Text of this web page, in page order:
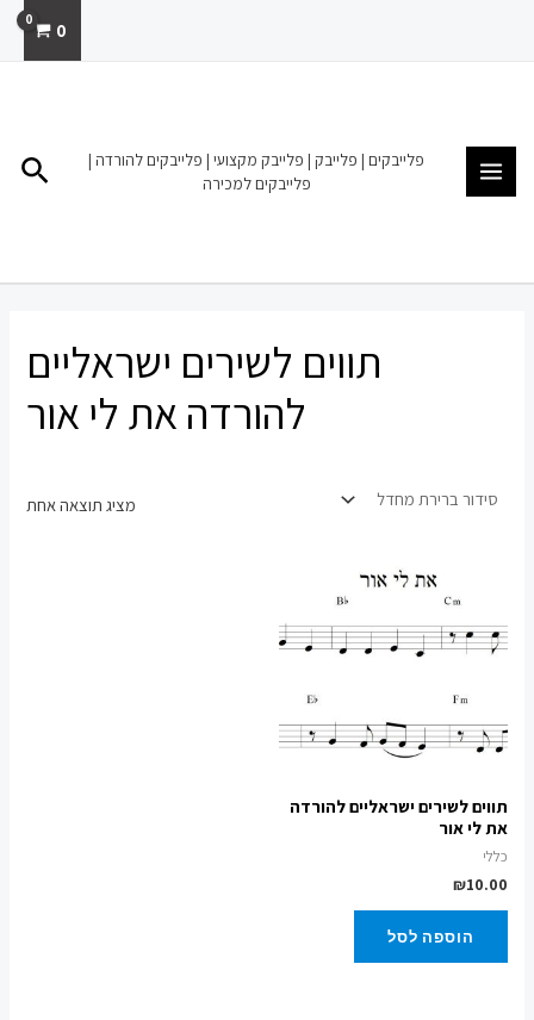
0
פלייבקים | פלייבק | פלייבק מקצועי | פלייבקים להורדה |
פלייבקים למכירה
תווים לשירים ישראליים
להורדה את לי אור
מציג תוצאה אחת
תווים לשירים ישראליים להורדה
את לי אור
כללי
₪10.00
הוספה לסל